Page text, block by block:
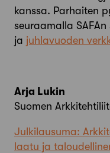
kanssa. Parhaiten
seuraamalla
ja juhlavuoden
Arja Lukin
Suomen
Julkilausuma:
laatu ja